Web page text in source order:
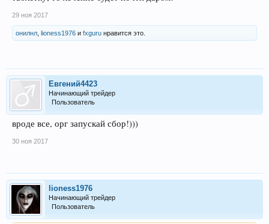
29 ноя 2017
онилнл lioness1976 и fxguru нравится это.
Евгений4423
Начинающий трейдер
Пользователь
вроде все, орг запускай сбор!)))
30 ноя 2017
lioness1976
Начинающий трейдер
Пользователь